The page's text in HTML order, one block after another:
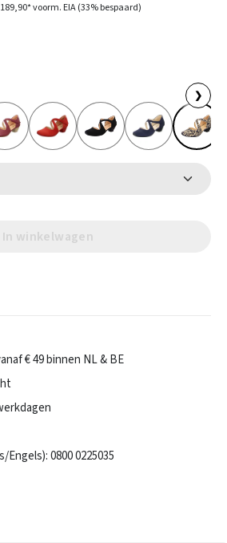
voorm. EIA(33% bespaard)
❯
In winkelwagen
€ 49 binnen NL & BE
0800 0225035